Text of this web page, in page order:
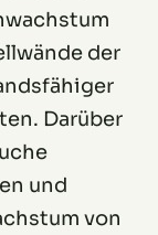
der
Darüber
und
von